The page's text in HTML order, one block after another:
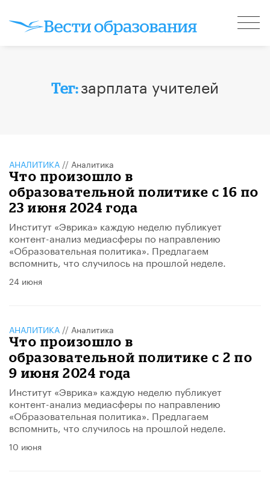
Тег:зарплата учителей
АНАЛИТИКА // Аналитика
Что произошло в
образовательной политике с 16 по
23 июня 2024 года
Институт «Эврика» каждую неделю публикует
контент-анализ медиасферы по направлению
«Образовательная политика». Предлагаем
вспомнить, что случилось на прошлой неделе.
24 июня
АНАЛИТИКА // Аналитика
Что произошло в
образовательной политике с 2 по
9 июня 2024 года
Институт «Эврика» каждую неделю публикует
контент-анализ медиасферы по направлению
«Образовательная политика». Предлагаем
вспомнить, что случилось на прошлой неделе.
10 июня